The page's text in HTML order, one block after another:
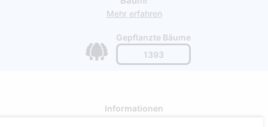
Mehr erfahren
Gepflanzte Bäume
1393
Informationen